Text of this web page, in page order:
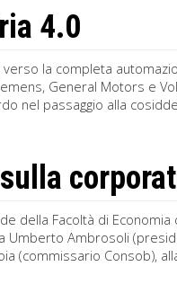
4.0
la completa
General Motors e
nel passaggio alla
della Facoltà di Economia
Umberto Ambrosoli
(commissario Consob),